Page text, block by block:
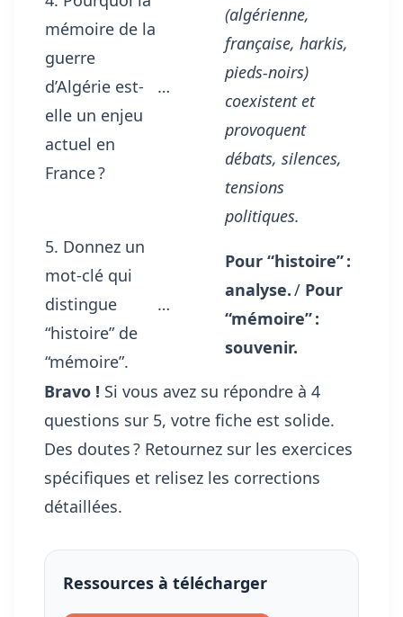
mémoire de la
guerre
d’Algérie est-
elle un enjeu
actuel en
France ?
…
(algérienne,
française, harkis,
pieds-noirs)
coexistent et
provoquent
débats, silences,
tensions
politiques.
5. Donnez un
mot-clé qui
distingue
“histoire” de
“mémoire”.
…
Pour “histoire” :
analyse./ Pour
“mémoire” :
souvenir.
Bravo ! Si vous avez su répondre à 4
questions sur 5, votre fiche est solide.
Des doutes ? Retournez sur les exercices
spécifiques et relisez les corrections
détaillées.
Ressources à télécharger